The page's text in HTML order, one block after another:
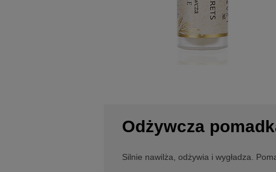
Odżywcza
Silnie nawilża, odżywia i wygładza.